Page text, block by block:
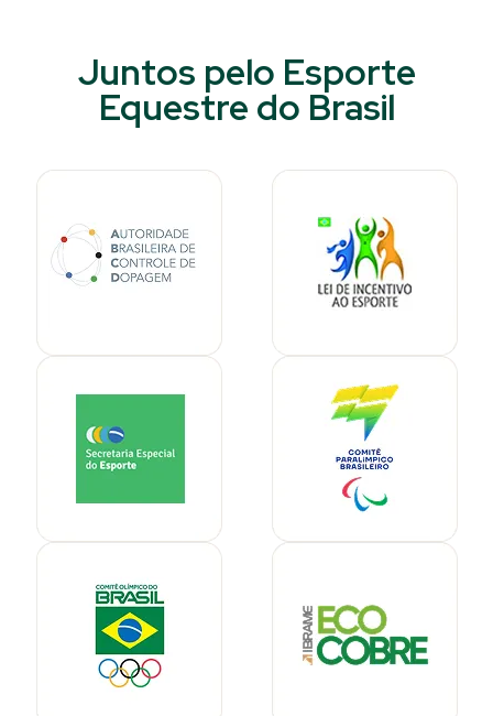
Juntos pelo Esporte
Equestre do Brasil